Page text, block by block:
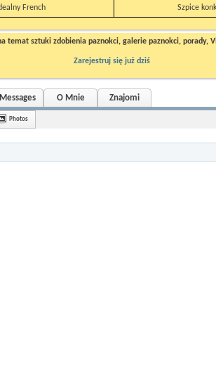
French
Szpice
temat sztuki zdobienia paznokci, galerie paznokci, porady,
Zarejestruj się już dziś
O Mnie Znajomi
Photos